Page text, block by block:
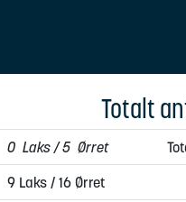
Totalt
0 Laks / 5 Ørret Totalt
9 Laks / 16 Ørret "